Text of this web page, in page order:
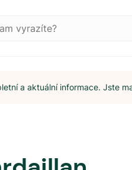
a aktuální informace. Jste